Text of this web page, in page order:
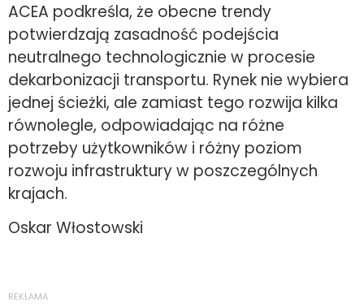
ACEA podkreśla, że obecne trendy
potwierdzają zasadność podejścia
neutralnego technologicznie w procesie
dekarbonizacji transportu. Rynek nie wybiera
jednej ścieżki, ale zamiast tego rozwija kilka
równolegle, odpowiadając na różne
potrzeby użytkowników i różny poziom
rozwoju infrastruktury w poszczególnych
krajach.
Oskar Włostowski
REKLAMA